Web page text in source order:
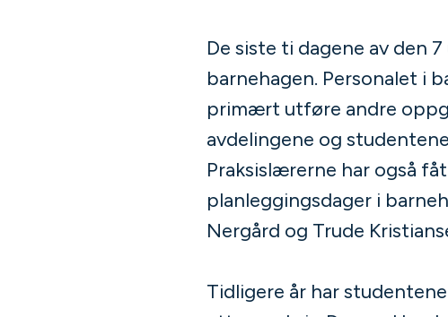
De siste ti dagene av den
barnehagen. Personalet i
primært utføre andre
avdelingene og
Praksislærerne har også
planleggingsdager i
Nergård og Trude
Tidligere år har